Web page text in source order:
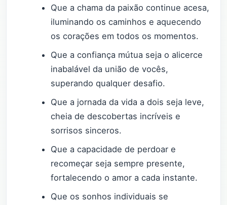
Que a chama da paixão continue acesa,
iluminando os caminhos e aquecendo
os corações em todos os momentos.
Que a confiança mútua seja o alicerce
inabalável da união de vocês,
superando qualquer desafio.
Que a jornada da vida a dois seja leve,
cheia de descobertas incríveis e
sorrisos sinceros.
Que a capacidade de perdoar e
recomeçar seja sempre presente,
fortalecendo o amor a cada instante.
Que os sonhos individuais se